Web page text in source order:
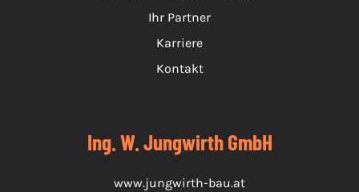
Ihr Partner
Karriere
Kontakt
Ing. W. Jungwirth GmbH
www.jungwirth-bau.at